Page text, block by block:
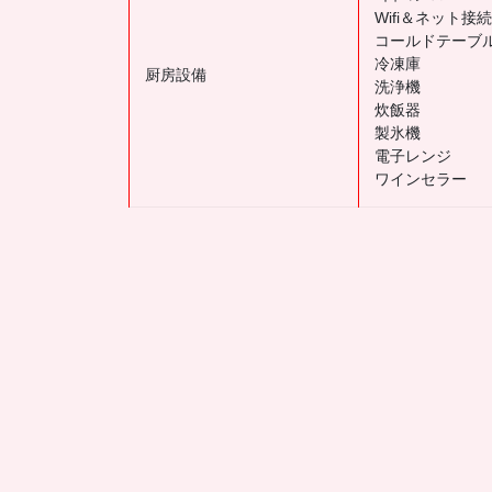
厨房設備
Wifi＆ネット接続
コールドテーブ
冷凍庫
洗浄機
炊飯器
製氷機
電子レンジ
ワインセラー